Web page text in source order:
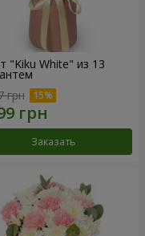
"Kiku White" из 13
грн
Заказать